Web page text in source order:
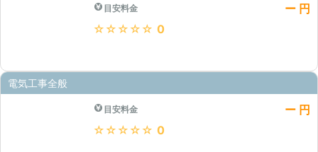
目安料金
ー 円
★★★★★ 0
電気工事全般
目安料金
ー 円
★★★★★ 0